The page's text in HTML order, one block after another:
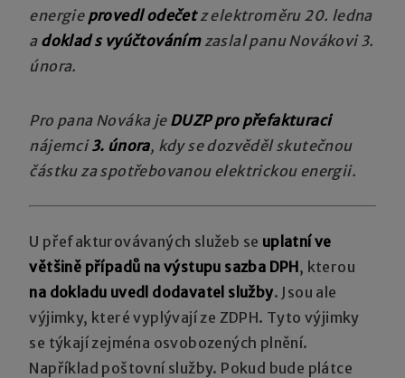
energie provedl odečetz elektroměru 20. ledna
a doklad s vyúčtováním zaslal panu Novákovi 3.
února.
Pro pana Nováka je DUZP pro přefakturaci
nájemci3. února, kdy se dozvěděl skutečnou
částku za spotřebovanou elektrickou energii.
U přefakturovávaných služeb se uplatní ve
většině případů na výstupu sazba DPH, kterou
na dokladu uvedl dodavatel služby. Jsou ale
výjimky, které vyplývají ze ZDPH. Tyto výjimky
se týkají zejména osvobozených plnění.
Například poštovní služby. Pokud bude plátce